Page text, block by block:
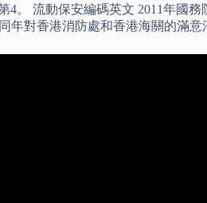
。 流動保安編碼英文 2011年國
對香港消防處和香港海關的滿意